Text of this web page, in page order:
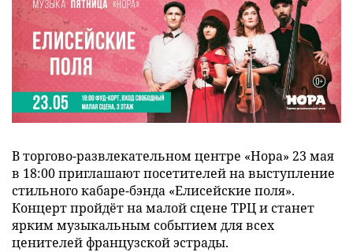
В торгово-развлекательном центре «Нора» 23 мая
в 18:00 приглашают посетителей на выступление
стильного кабаре-бэнда «Елисейские поля».
Концерт пройдёт на малой сцене ТРЦ и станет
ярким музыкальным событием для всех
ценителей французской эстрады.